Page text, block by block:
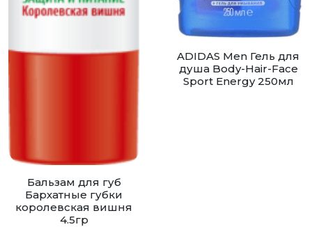
Бальзам для губ
Бархатные губки
королевская вишня
4.5гр
ADIDAS Men Гель для
душа Body-Hair-Face
Sport Energy 250мл